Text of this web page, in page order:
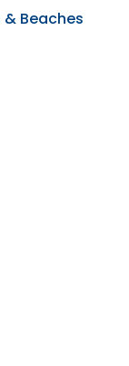
Beaches